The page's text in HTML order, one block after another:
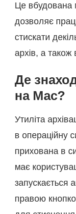
Це вбудована
дозволяє
стискати
архів, а також
Де
на Mac?
Утиліта
в операційну
прихована в
має
запускається
правою